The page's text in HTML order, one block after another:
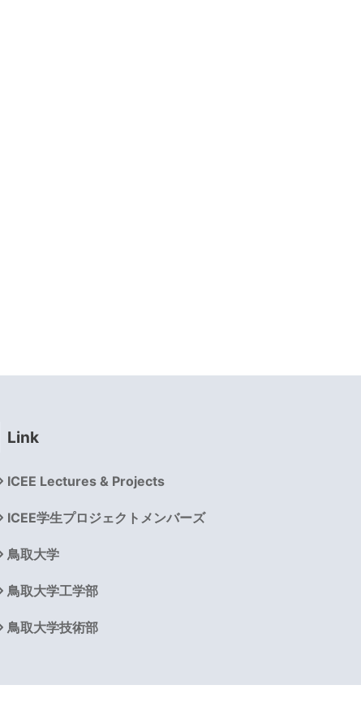
Link
ICEE Lectures & Projects
ICEE学生プロジェクトメンバーズ
鳥取大学
鳥取大学工学部
鳥取大学技術部